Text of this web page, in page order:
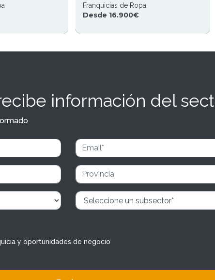
Franquicias de Ropa
Desde 16.900€
información del
y oportunidades de negocio